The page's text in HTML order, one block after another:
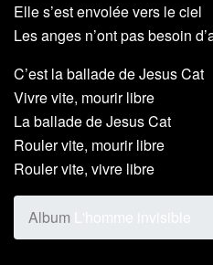
Elle s’est envolée vers le ciel
Les anges n’ont pas besoin
C’est la ballade de Jesus Cat
Vivre vite, mourir libre
La ballade de Jesus Cat
Rouler vite, mourir libre
Rouler vite, vivre libre
Album